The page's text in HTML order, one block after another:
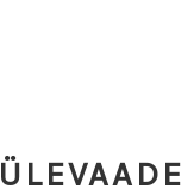
ÜLEVAADE